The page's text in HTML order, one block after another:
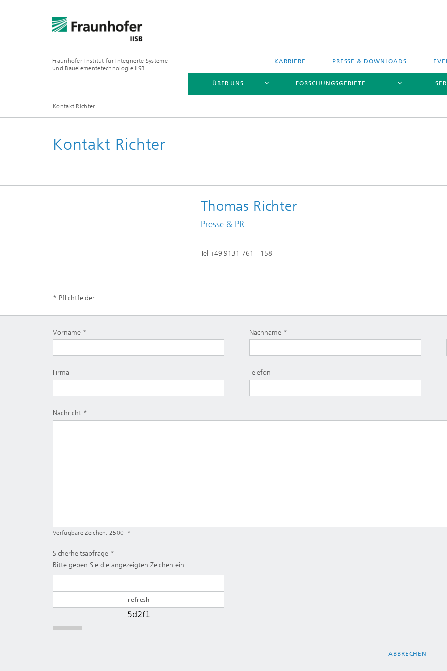
Fraunhofer-Institut für Integrierte Systeme
und Bauelementetechnologie IISB
KARRIERE PRESSE & DOWNLOADS
ÜBER UNS
ÜBER UNS
FORSCHUNGSGEBIETE
FORSCHUNGSGEBIETE
Kontakt Richter
Kontakt Richter
Thomas Richter
Presse & PR
Tel +49 9131 761 - 158
* Pflichtfelder
Vorname Nachname
Firma Telefon
Nachricht
Verfügbare Zeichen:2500
Sicherheitsabfrage
Bitte geben Sie die angezeigten Zeichen ein.
ABBRECHEN